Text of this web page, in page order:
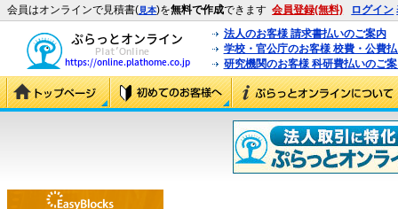
会員はオンラインで見積書(見本)を無料で作成できます 会員登録(無料) ログイン
法人のお客様 請求書払いのご案内
学校・官公庁のお客様 校費・公費
研究機関のお客様 科研費払いのご